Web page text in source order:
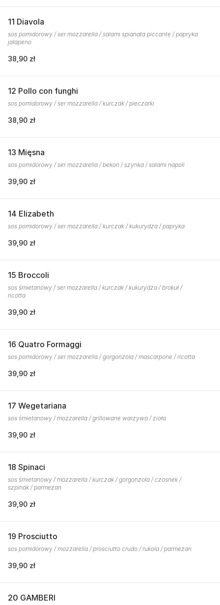
11 Diavola
sos pomidorowy / ser mozzarella / salami spianata piccante / papryka
jalapeno
38,90 zł
12 Pollo con funghi
sos pomidorowy / ser mozzarella / kurczak / pieczarki
38,90 zł
13 Mięsna
sos pomidorowy / ser mozzarella / bekon / szynka / salami napoli
39,90 zł
14 Elizabeth
sos pomidorowy / ser mozzarella / kurczak / kukurydza / papryka
39,90 zł
15 Broccoli
sos śmietanowy / ser mozzarella / kurczak / kukurydza / brokuł /
ricotta
39,90 zł
16 Quatro Formaggi
sos pomidorowy / ser mozzarella / gorgonzola / mascarpone / ricotta
39,90 zł
17 Wegetariana
sos śmietanowy / mozzarella / grillowane warzywa / zioła
39,90 zł
18 Spinaci
sos śmietanowy / mozzarella / kurczak / gorgonzola / czosnek /
szpinak / parmezan
39,90 zł
19 Prosciutto
sos pomidorowy / mozzarella / prosciutto crudo / rukola / parmezan
39,90 zł
20 GAMBERI